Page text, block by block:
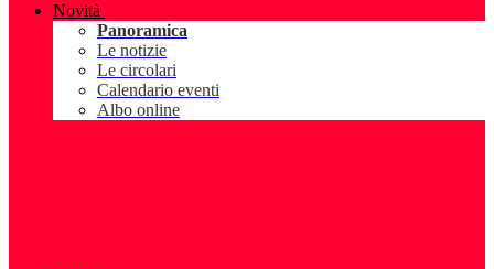
Novità
Panoramica
Le notizie
Le circolari
Calendario eventi
Albo online